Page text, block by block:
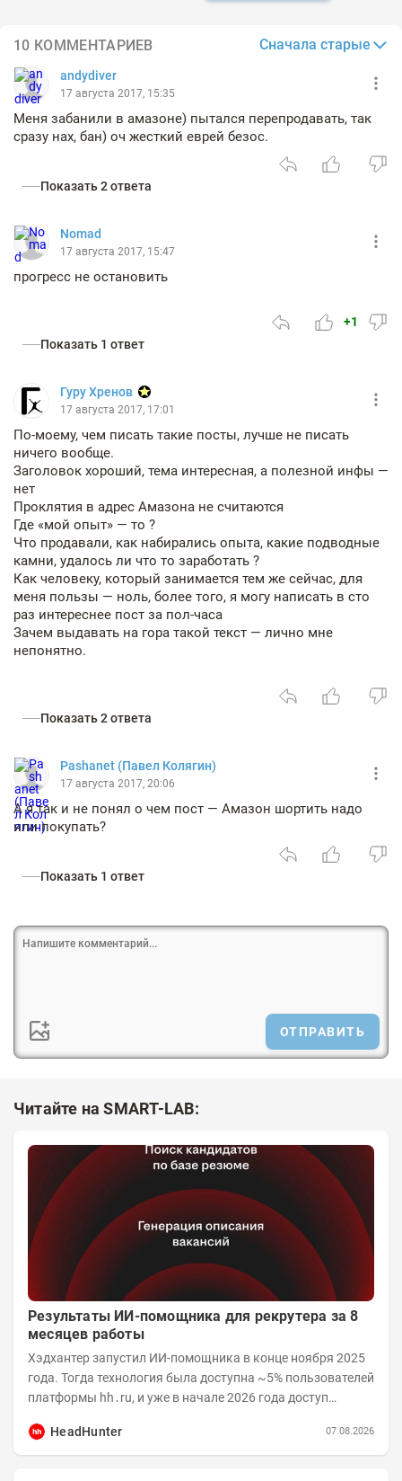
10 КОММЕНТАРИЕВ Сначала старые
andydiver
17 августа 2017, 15:35
Меня забанили в амазоне) пытался перепродавать, так
сразу нах, бан) оч жесткий еврей безос.
Показать 2 ответа
Nomad
17 августа 2017, 15:47
прогресс не остановить
+1
Показать 1 ответ
Гуру Хренов
17 августа 2017, 17:01
По-моему, чем писать такие посты, лучше не писать
ничего вообще.
Заголовок хороший, тема интересная, а полезной инфы —
нет
Проклятия в адрес Амазона не считаются
Где «мой опыт» — то ?
Что продавали, как набирались опыта, какие подводные
камни, удалось ли что то заработать ?
Как человеку, который занимается тем же сейчас, для
меня пользы — ноль, более того, я могу написать в сто
раз интереснее пост за пол-часа
Зачем выдавать на гора такой текст — лично мне
непонятно.
Показать 2 ответа
Pashanet (Павел Колягин)
17 августа 2017, 20:06
А я так и не понял о чем пост — Амазон шортить надо
или покупать?
Показать 1 ответ
ОТПРАВИТЬ
Читайте на SMART-LAB:
Результаты ИИ-помощника для рекрутера за 8
месяцев работы
Хэдхантер запустил ИИ-помощника в конце ноября 2025
года. Тогда технология была доступна ~5% пользователей
платформы hh․ru, и уже в начале 2026 года доступ
HeadHunter
07.08.2026